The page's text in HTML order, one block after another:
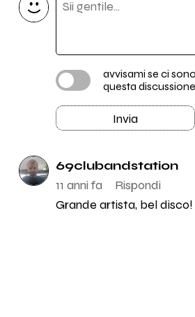
avvisami se ci
questa discussione
Invia
69clubandstation
11 anni fa
Rispondi
Grande artista, bel disco!